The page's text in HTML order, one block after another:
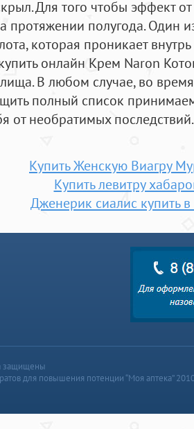
Для того чтобы эффект
протяжении полугода. Один
которая проникает
онлайн Крем Naron
В любом случае, во
полный список
от необратимых последствий.
Купить Женскую Виагру
Купить левитру
Дженерик сиалис купить
защищены
для повышения потенции “Моя аптека”